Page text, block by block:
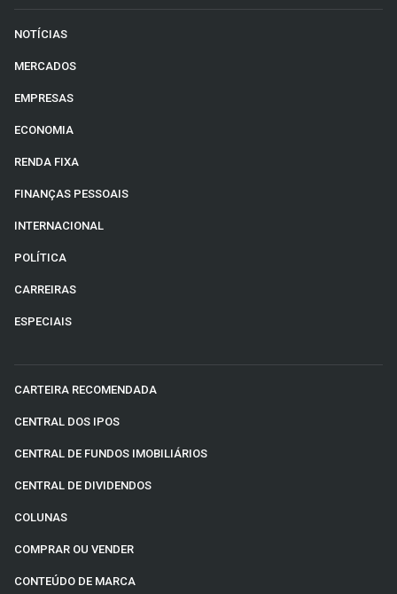
Sobre
NOTÍCIAS
MERCADOS
EMPRESAS
ECONOMIA
RENDA FIXA
FINANÇAS PESSOAIS
INTERNACIONAL
POLÍTICA
CARREIRAS
ESPECIAIS
CARTEIRA RECOMENDADA
CENTRAL DOS IPOS
CENTRAL DE FUNDOS IMOBILIÁRIOS
CENTRAL DE DIVIDENDOS
COLUNAS
COMPRAR OU VENDER
CONTEÚDO DE MARCA